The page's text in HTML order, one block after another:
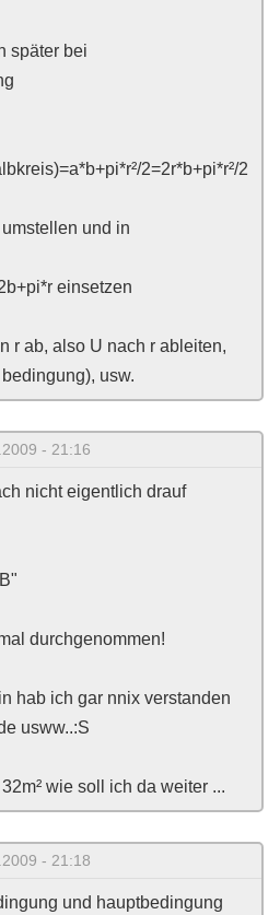
später bei
2=2r*b+pi*r²/2
und in
einsetzen
r ab, also U nach r ableiten,
usw.
- 21:16
nicht eigentlich drauf
durchgenommen!
hab ich gar nnix verstanden
usww..:S
wie soll ich da weiter ...
- 21:18
und hauptbedingung